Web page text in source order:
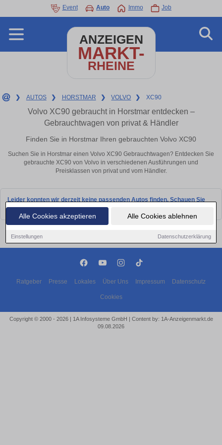
Alle Cookies akzeptieren Alle Cookies ablehnen
Einstellungen Datenschutzerklärung
Event Auto Immo Job
ANZEIGEN
MARKT-
RHEINE
❯ AUTOS ❯ HORSTMAR ❯ VOLVO ❯ XC90
Volvo XC90 gebraucht in Horstmar entdecken –
Gebrauchtwagen von privat & Händler
Finden Sie in Horstmar Ihren gebrauchten Volvo XC90
Suchen Sie in Horstmar einen Volvo XC90 Gebrauchtwagen? Entdecken Sie
gebrauchte XC90 von Volvo in verschiedenen Ausführungen und
Preisklassen von privat und vom Händler.
Leider konnten wir derzeit keine passenden Autos finden. Schauen Sie
bald wieder vorbei!
Ratgeber Presse Lokales Über Uns Impressum Datenschutz
Cookies
Copyright © 2000 - 2026 | 1A Infosysteme GmbH | Content by: 1A-Anzeigenmarkt.de
09.08.2026